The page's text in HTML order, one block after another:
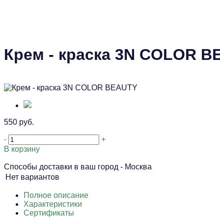
Крем - краска 3N COLOR
550 руб.
-
+
В корзину
Способы доставки в ваш город - Москва
Нет вариантов
Полное описание
Характеристики
Сертификаты